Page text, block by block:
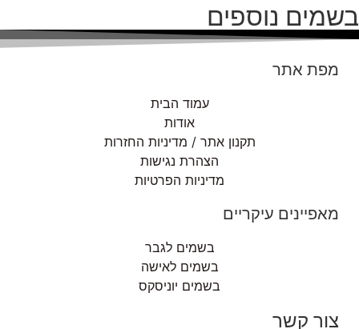
בשמים נוספים
מפת אתר
עמוד הבית
אודות
תקנון אתר / מדיניות החזרות
הצהרת נגישות
מדיניות הפרטיות
מאפיינים עיקריים
בשמים לגבר
בשמים לאישה
בשמים יוניסקס
צור קשר